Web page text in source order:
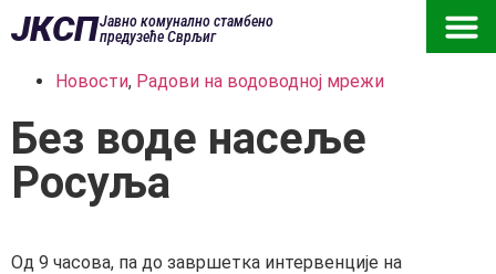
ЈКСПЈавно комунално стамбено
предузеће Сврљиг
Новости, Радови на водоводној мрежи
Без воде насеље
Росуља
Од 9 часова, па до завршетка интервенције на